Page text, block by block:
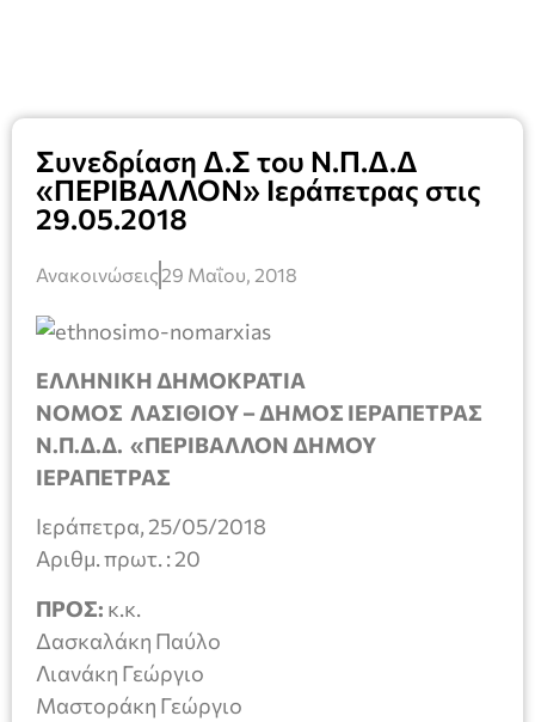
Συνεδρίαση Δ.Σ του Ν.Π.Δ.Δ
«ΠΕΡΙΒΑΛΛΟΝ» Ιεράπετρας στις
29.05.2018
Ανακοινώσεις 29 Μαΐου, 2018
ΕΛΛΗΝΙΚΗ ΔΗΜΟΚΡΑΤΙΑ
ΝΟΜΟΣ ΛΑΣΙΘΙΟΥ – ΔΗΜΟΣ ΙΕΡΑΠΕΤΡΑΣ
Ν.Π.Δ.Δ. «ΠΕΡΙΒΑΛΛΟΝ ΔΗΜΟΥ
ΙΕΡΑΠΕΤΡΑΣ
Ιεράπετρα, 25/05/2018
Αριθμ. πρωτ. : 20
ΠΡΟΣ: κ.κ.
Δασκαλάκη Παύλο
Λιανάκη Γεώργιο
Μαστοράκη Γεώργιο